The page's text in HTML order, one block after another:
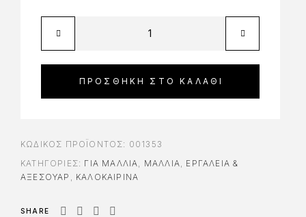
ΠΡΟΣΘΉΚΗ ΣΤΟ ΚΑΛΆΘΙ
ΚΩΔΙΚΌΣ ΠΡΟΪΌΝΤΟΣ: 001353
ΚΑΤΗΓΟΡΊΕΣ: ΓΙΑ ΜΑΛΛΙΆ, ΜΑΛΛΙΑ, ΕΡΓΑΛΕΊΑ &
AΞΕΣΟΥΆΡ , ΚΑΛΟΚΑΙΡΙΝΑ
SHARE